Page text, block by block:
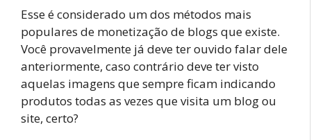
Esse é considerado um dos métodos mais
populares de monetização de blogs que existe.
Você provavelmente já deve ter ouvido falar dele
anteriormente, caso contrário deve ter visto
aquelas imagens que sempre ficam indicando
produtos todas as vezes que visita um blog ou
site, certo?